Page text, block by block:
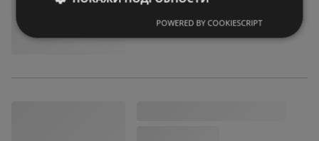
POWERED BY COOKIESCRIPT